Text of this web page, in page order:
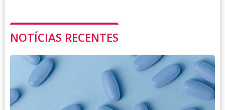
NOTÍCIAS RECENTES